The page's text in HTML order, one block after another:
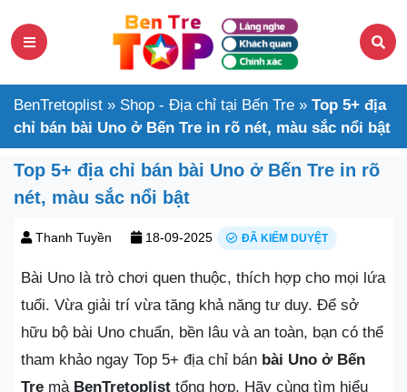
BenTretoplist » Shop - Địa chỉ tại Bến Tre » Top 5+ địa
chỉ bán bài Uno ở Bến Tre in rõ nét, màu sắc nổi bật
Top 5+ địa chỉ bán bài Uno ở Bến Tre in rõ
nét, màu sắc nổi bật
Thanh Tuyền 18-09-2025 ĐÃ KIỂM DUYỆT
Bài Uno là trò chơi quen thuộc, thích hợp cho mọi lứa
tuổi. Vừa giải trí vừa tăng khả năng tư duy. Để sở
hữu bộ bài Uno chuẩn, bền lâu và an toàn, bạn có thể
tham khảo ngay Top 5+ địa chỉ bán bài Uno ở Bến
Tre mà BenTretoplist tổng hợp. Hãy cùng tìm hiểu